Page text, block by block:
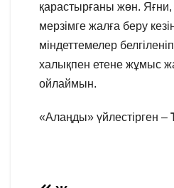
қарастырғаны жөн.
мерзімге жалға беру
міндеттемелер
халықпен етене жұмыс
ойлаймын.
«Алаңды» үйлестірген –